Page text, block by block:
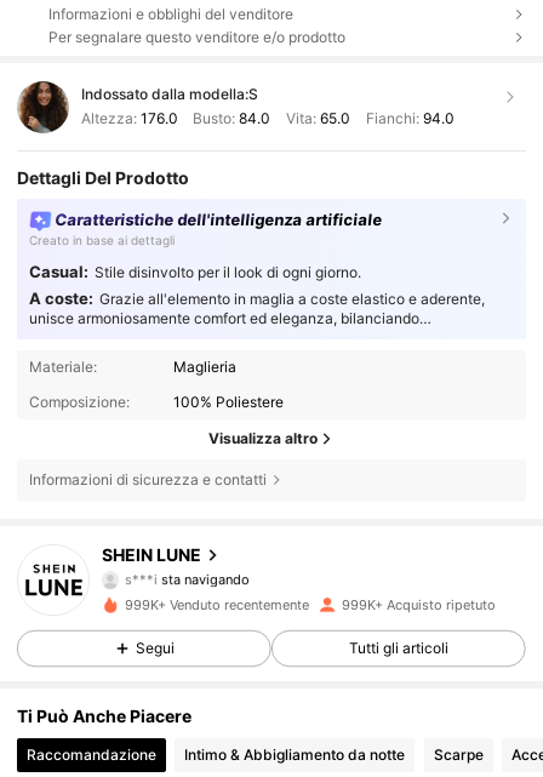
Informazioni e obblighi del venditore
Per segnalare questo venditore e/o prodotto
Indossato dalla modella:S
Altezza: 176.0 Busto:84.0 Vita: 65.0 Fianchi: 94.0
Dettagli Del Prodotto
Caratteristiche dell'intelligenza artificiale
Creato in base ai dettagli
Casual: Stile disinvolto per il look di ogni giorno.
A coste: Grazie all'elemento in maglia a coste elastico e aderente,
unisce armoniosamente comfort ed eleganza, bilanciando
Materiale:
Maglieria
Composizione:
100% Poliestere
Visualizza altro
Informazioni di sicurezza e contatti
SHEIN LUNE
s***i sta navigando
4.85
1M Follower
4.85 1M Follower
999K+ Venduto recentemente 999K+ Acquisto ripetuto
Segui Tutti gli articoli
Ti Può Anche Piacere
Raccomandazione Intimo & Abbigliamento da notte Scarpe